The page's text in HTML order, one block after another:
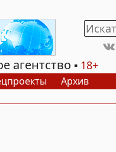
агентство
18+
Архив